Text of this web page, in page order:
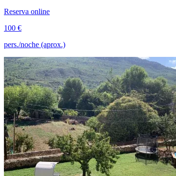
Reserva online
100 €
pers./noche (aprox.)